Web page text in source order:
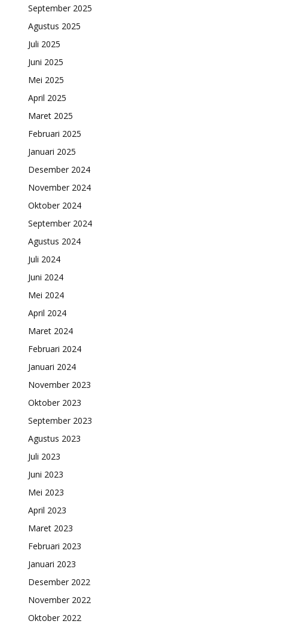
September 2025
Agustus 2025
Juli 2025
Juni 2025
Mei 2025
April 2025
Maret 2025
Februari 2025
Januari 2025
Desember 2024
November 2024
Oktober 2024
September 2024
Agustus 2024
Juli 2024
Juni 2024
Mei 2024
April 2024
Maret 2024
Februari 2024
Januari 2024
November 2023
Oktober 2023
September 2023
Agustus 2023
Juli 2023
Juni 2023
Mei 2023
April 2023
Maret 2023
Februari 2023
Januari 2023
Desember 2022
November 2022
Oktober 2022